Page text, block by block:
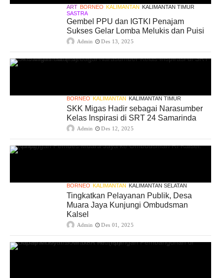
ART BORNEO KALIMANTAN KALIMANTAN TIMUR
SASTRA
Gembel PPU dan IGTKI Penajam
Sukses Gelar Lomba Melukis dan Puisi
Admin Des 13, 2025
BORNEO KALIMANTAN KALIMANTAN TIMUR
SKK Migas Hadir sebagai Narasumber
Kelas Inspirasi di SRT 24 Samarinda
Admin Des 12, 2025
BORNEO KALIMANTAN KALIMANTAN SELATAN
Tingkatkan Pelayanan Publik, Desa
Muara Jaya Kunjungi Ombudsman
Kalsel
Admin Des 01, 2025